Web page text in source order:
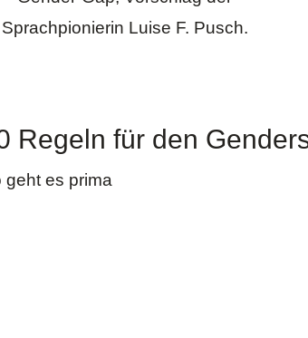
Sprachpionierin Luise F. Pusch.
Regeln für den
geht es prima